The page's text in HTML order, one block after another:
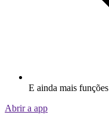
E ainda mais funções
Abrir a app